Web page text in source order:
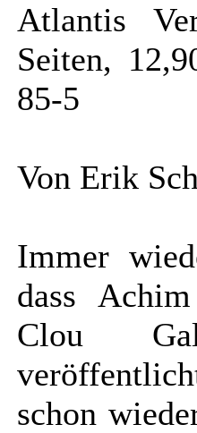
Atlantis
Seiten,
85-5
Von Erik
Immer
dass
Clou
schon